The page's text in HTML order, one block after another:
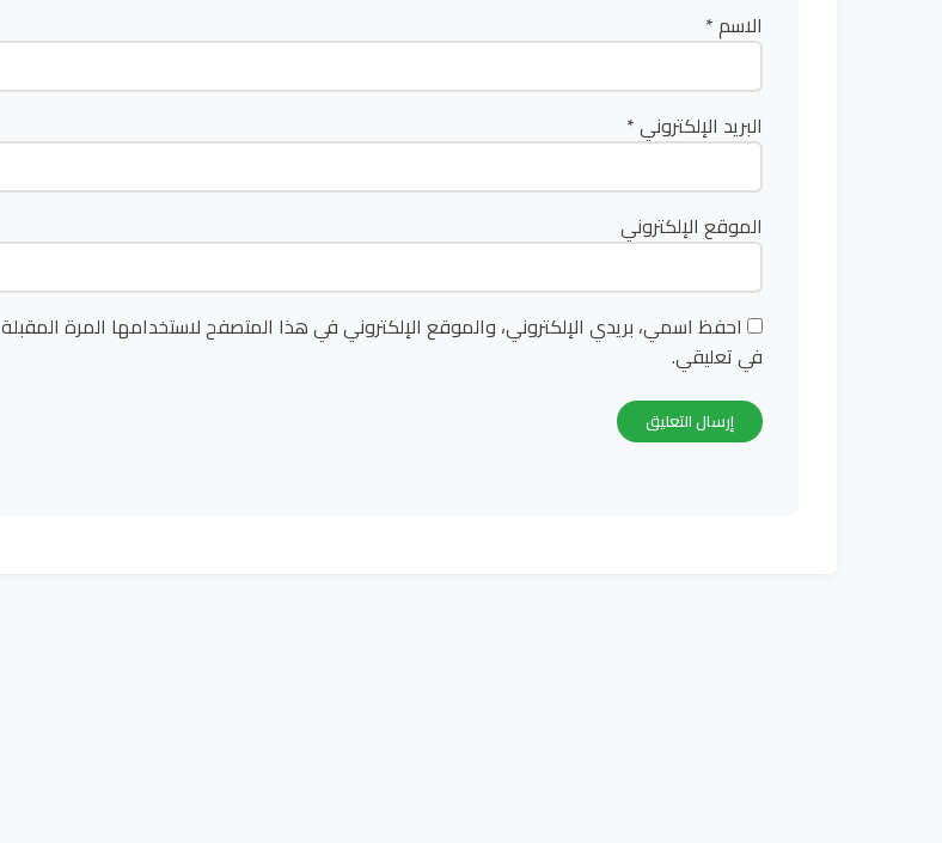
الاسم*
البريد الإلكتروني*
الموقع الإلكتروني
احفظ اسمي، بريدي الإلكتروني، والموقع الإلكتروني في هذا المتصفح لاستخدامها المرة المقبلة
في تعليقي.